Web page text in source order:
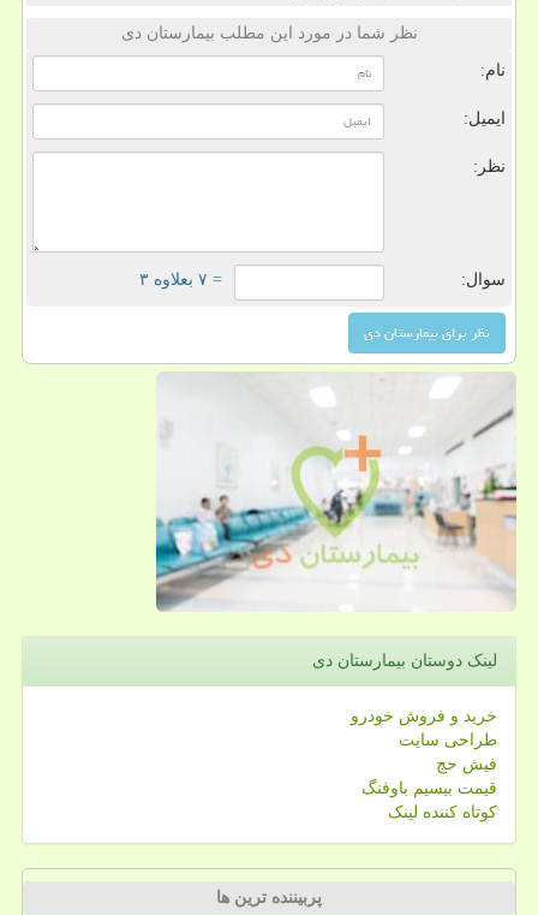
نظر شما در مورد این مطلب بیمارستان دی
نام:
ایمیل:
نظر:
سوال: = ۷ بعلاوه ۳
لینک دوستان بیمارستان دی
خرید و فروش خودرو
طراحی سایت
فیش حج
قیمت بیسیم باوفنگ
کوتاه کننده لینک
پربیننده ترین ها